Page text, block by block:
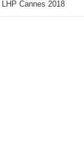
LHP Cannes 2018